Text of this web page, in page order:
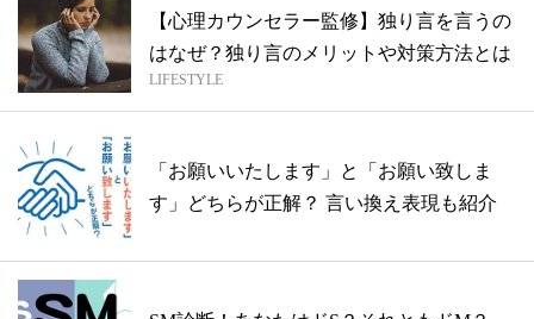
【心理カウンセラー監修】独り言を言うの
はなぜ？独り言のメリットや対策方法とは
LIFESTYLE
「お願いいたします」と「お願い致しま
す」どちらが正解？ 言い換え表現も紹介